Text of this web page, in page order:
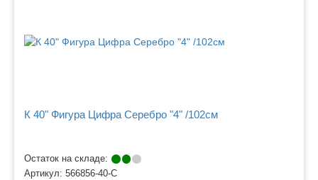
К 40" Фигура Цифра Серебро "4" /102см
Остаток на складе:
Артикул: 566856-40-С